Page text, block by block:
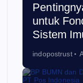
untuk
Sistem
indopostrust